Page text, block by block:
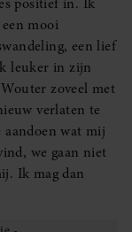
mooi
een lief
leuker in zijn
zoveel met
verlaten te
wat mij
we gaan niet
Ik mag dan